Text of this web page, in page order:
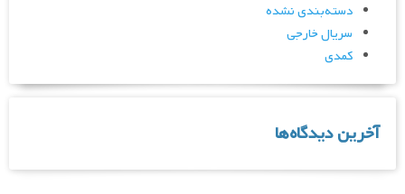
دسته‌بندی نشده
سریال خارجی
کمدی
آخرین دیدگاه‌ها